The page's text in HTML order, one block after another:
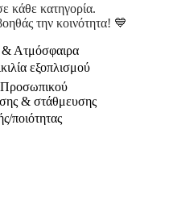
κάθε κατηγορία.
την κοινότητα! 💙
& Ατμόσφαιρα
εξοπλισμού
& στάθμευσης
ποιότητας